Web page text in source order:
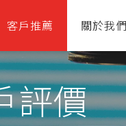
客戶推薦 關於我們
評價